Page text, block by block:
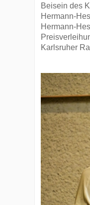
Beisein des
Hermann-
Hermann-
Karlsruher